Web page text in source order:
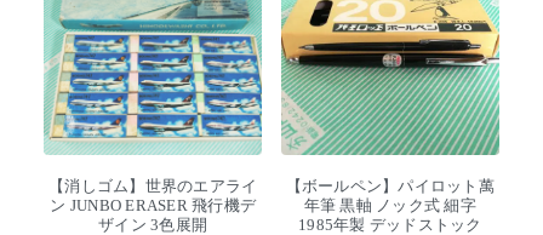
【消しゴム】世界のエアライ
ン JUNBO ERASER 飛行機デ
ザイン 3色展開
【ボールペン】パイロット萬
年筆 黒軸 ノック式 細字
1985年製 デッドストック